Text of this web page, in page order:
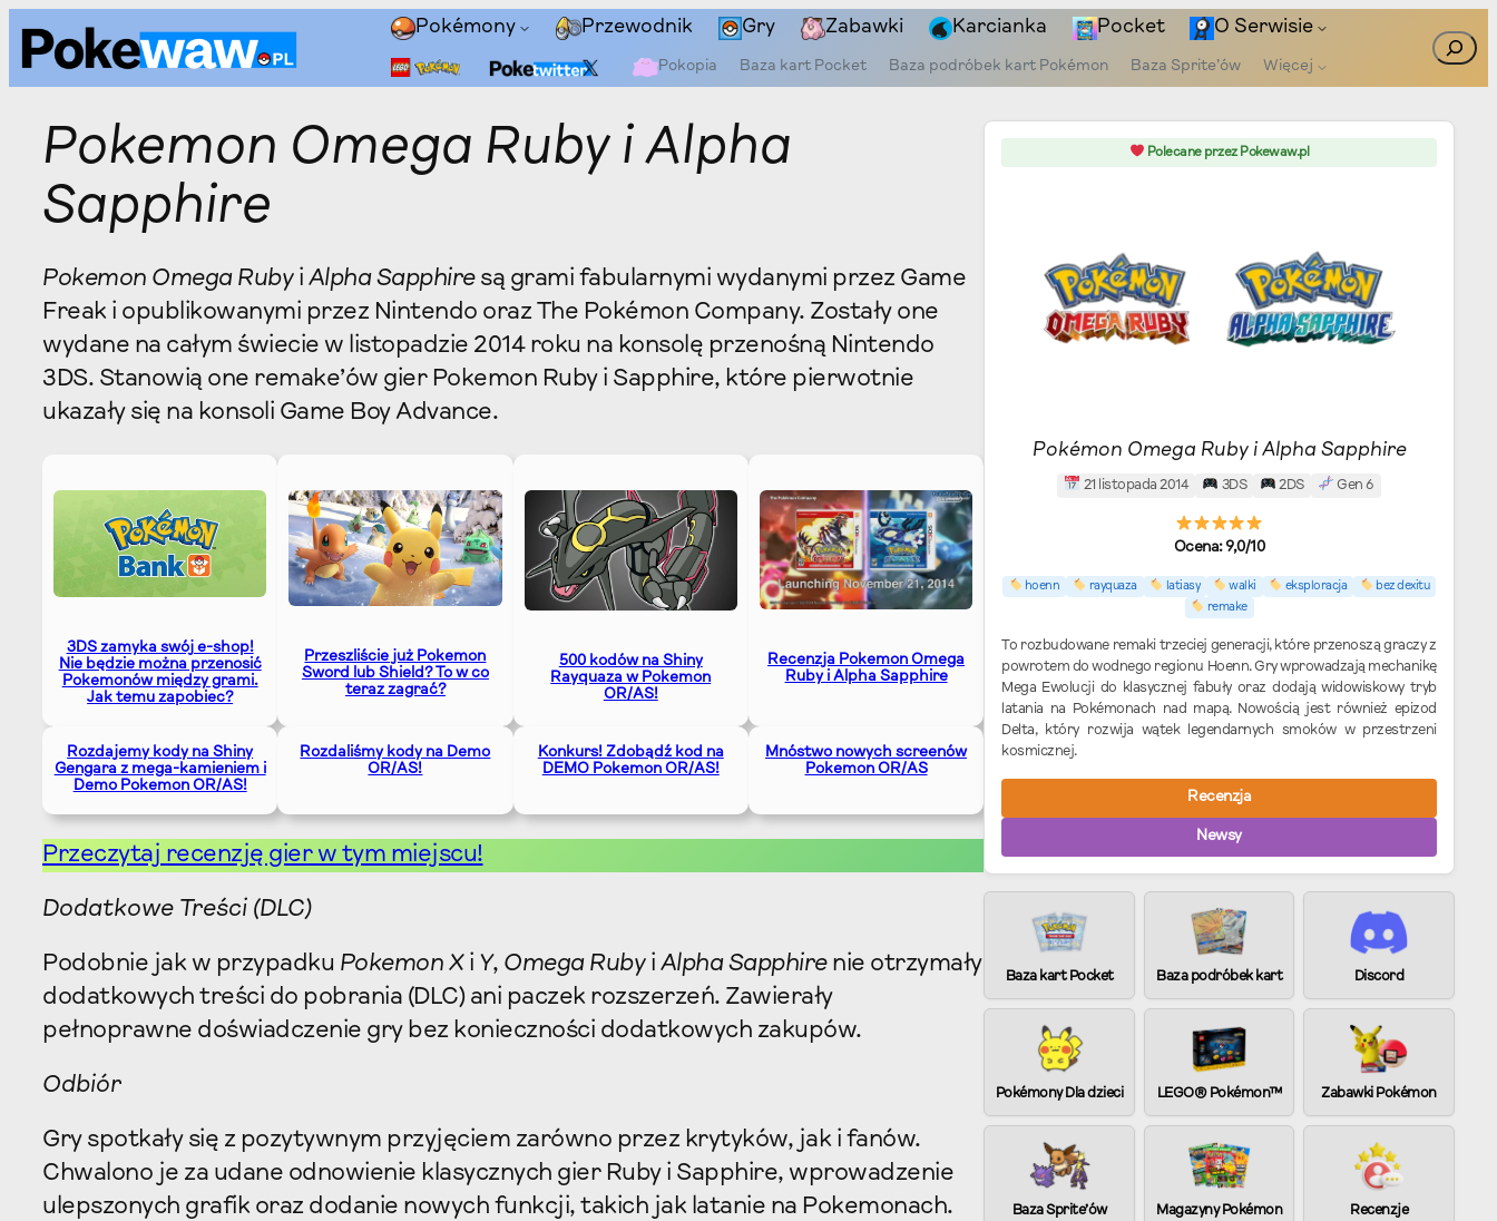
Przejdź
do
treści
Pokémony Przewodnik Gry Zabawki Karcianka Pocket O Serwisie
Pokopia Baza kart Pocket Baza podróbek kart Pokémon Baza Sprite’ów Więcej
Szukaj
Pokemon Omega Ruby i Alpha
Sapphire
Pokemon Omega Rubyi Alpha Sapphiresą grami fabularnymi wydanymi przez Game
Freak i opublikowanymi przez Nintendo oraz The Pokémon Company. Zostały one
wydane na całym świecie w listopadzie 2014 roku na konsolę przenośną Nintendo
3DS. Stanowią one remake’ów gier Pokemon Ruby i Sapphire, które pierwotnie
ukazały się na konsoli Game Boy Advance.
3DS zamyka swój e-shop!
Nie będzie można przenosić
Pokemonów między grami.
Jak temu zapobiec?
Przeszliście już Pokemon
Sword lub Shield? To w co
teraz zagrać?
500 kodów na Shiny
Rayquaza w Pokemon
OR/AS!
Recenzja Pokemon Omega
Ruby i Alpha Sapphire
Rozdajemy kody na Shiny
Gengara z mega-kamieniem i
Demo Pokemon OR/AS!
Rozdaliśmy kody na Demo
OR/AS!
Konkurs! Zdobądź kod na
DEMO Pokemon OR/AS!
Mnóstwo nowych screenów
Pokemon OR/AS
Przeczytaj recenzję gier w tym miejscu!
Dodatkowe Treści (DLC)
Podobnie jak w przypadku Pokemon Xi Y, Omega Rubyi Alpha Sapphirenie otrzymały
dodatkowych treści do pobrania (DLC) ani paczek rozszerzeń. Zawierały
pełnoprawne doświadczenie gry bez konieczności dodatkowych zakupów.
Odbiór
Gry spotkały się z pozytywnym przyjęciem zarówno przez krytyków, jak i fanów.
Chwalono je za udane odnowienie klasycznych gier Ruby i Sapphire, wprowadzenie
ulepszonych grafik oraz dodanie nowych funkcji, takich jak latanie na Pokemonach.
Polecane przez Pokewaw.pl
Pokémon Omega Ruby i Alpha Sapphire
21 listopada 2014 3DS 2DS Gen 6
Ocena: 9,0/10
hoenn rayquaza latiasy walki eksploracja
bez dexitu
remake
To rozbudowane remaki trzeciej generacji, które przenoszą graczy z
powrotem do wodnego regionu Hoenn. Gry wprowadzają mechanikę
Mega Ewolucji do klasycznej fabuły oraz dodają widowiskowy tryb
latania na Pokémonach nad mapą. Nowością jest również epizod
Delta, który rozwija wątek legendarnych smoków w przestrzeni
kosmicznej.
Recenzja
Newsy
Baza kart Pocket Baza podróbek kart Discord
Pokémony Dla dzieci LEGO® Pokémon™ Zabawki Pokémon
Baza Sprite’ów Magazyny Pokémon Recenzje